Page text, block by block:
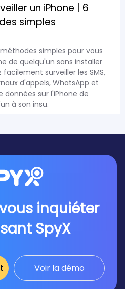
un iPhone | 6
simples
simples pour vous
de quelqu'un sans installer
surveiller les SMS,
d'appels, WhatsApp et
données sur l'iPhone de
à son insu.
inquiéter
SpyX
Voir la démo